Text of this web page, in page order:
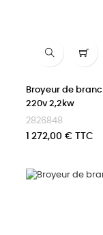
Broyeur de
220v 2,2kw
2826848
Prix
1 272,00 € TTC